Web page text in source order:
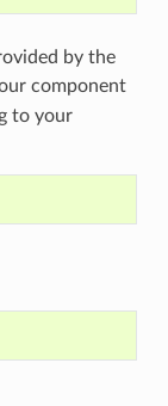
by the
component
to your